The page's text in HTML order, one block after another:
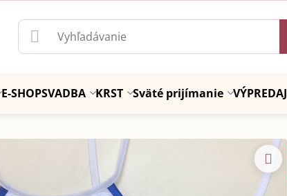
E-SHOPSVADBA KRST Sväté prijímanie VÝPREDAJ